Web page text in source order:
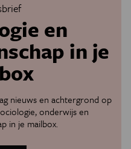
en
in je
nieuws en achtergrond op
onderwijs en
in je mailbox.